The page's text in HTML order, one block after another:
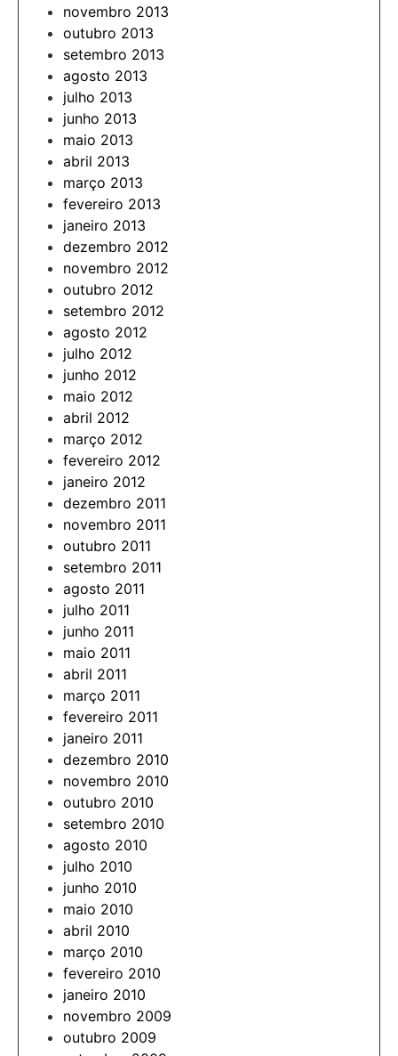
novembro 2013
outubro 2013
setembro 2013
agosto 2013
julho 2013
junho 2013
maio 2013
abril 2013
março 2013
fevereiro 2013
janeiro 2013
dezembro 2012
novembro 2012
outubro 2012
setembro 2012
agosto 2012
julho 2012
junho 2012
maio 2012
abril 2012
março 2012
fevereiro 2012
janeiro 2012
dezembro 2011
novembro 2011
outubro 2011
setembro 2011
agosto 2011
julho 2011
junho 2011
maio 2011
abril 2011
março 2011
fevereiro 2011
janeiro 2011
dezembro 2010
novembro 2010
outubro 2010
setembro 2010
agosto 2010
julho 2010
junho 2010
maio 2010
abril 2010
março 2010
fevereiro 2010
janeiro 2010
novembro 2009
outubro 2009